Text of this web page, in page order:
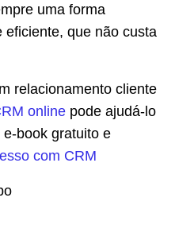
uma forma
eficiente, que não custa
relacionamento cliente
online pode ajudá-lo
book gratuito e
com CRM